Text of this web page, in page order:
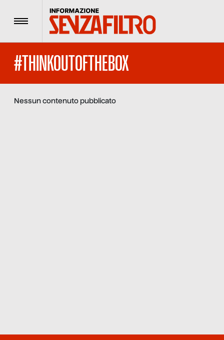
Menu
#THINKOUTOFTHEBOX
Nessun contenuto pubblicato